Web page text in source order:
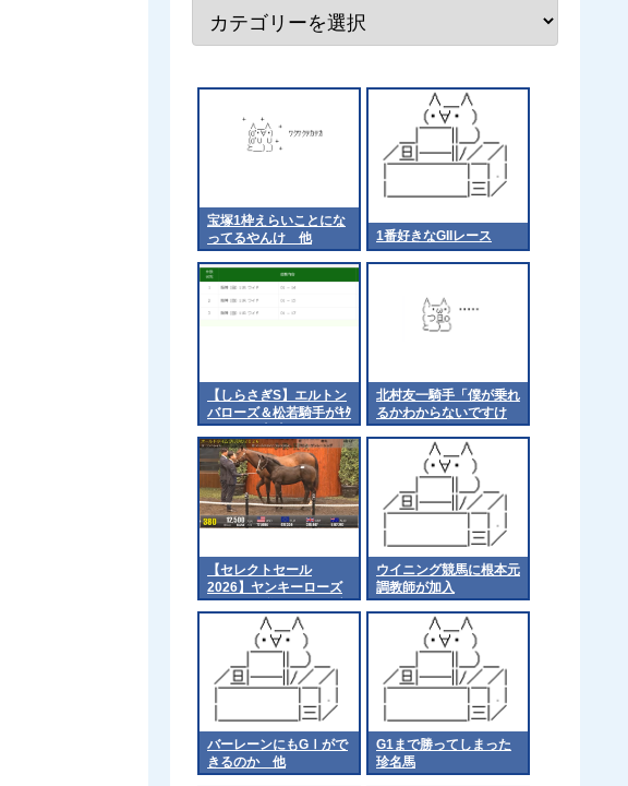
宝塚1枠えらいことにな
ってるやんけ 他
1番好きなGIIレース
【しらさぎS】エルトン
バローズ＆松若騎手がｷﾀ
━━━━(ﾟ∀ﾟ)━━━━!!
北村友一騎手「僕が乗れ
るかわからないですけ
ど」
【セレクトセール
2026】ヤンキーローズ
の2026（父キタサンブ
ラック）4億1千万円で
落札 他
ウイニング競馬に根本元
調教師が加入
バーレーンにもGⅠがで
きるのか 他
G1まで勝ってしまった
珍名馬